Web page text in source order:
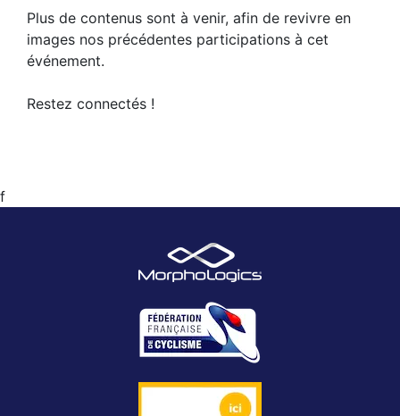
Plus de contenus sont à venir, afin de revivre en
images nos précédentes participations à cet
événement.
Restez connectés !
f